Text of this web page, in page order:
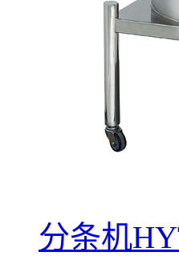
分条机